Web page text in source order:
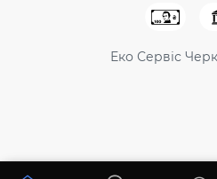
Еко Сервіс